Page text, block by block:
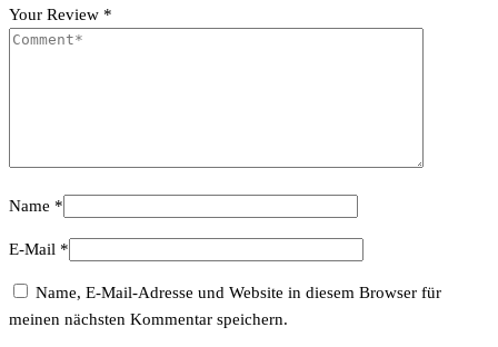
Your Review *
Name *
E-Mail *
Name, E-Mail-Adresse und Website in diesem Browser für
meinen nächsten Kommentar speichern.